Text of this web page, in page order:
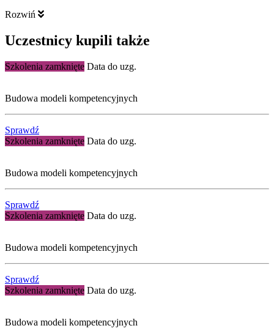
Rozwiń
Uczestnicy kupili także
Szkolenia zamknięte Data do uzg.
Budowa modeli kompetencyjnych
Sprawdź
Szkolenia zamknięte Data do uzg.
Budowa modeli kompetencyjnych
Sprawdź
Szkolenia zamknięte Data do uzg.
Budowa modeli kompetencyjnych
Sprawdź
Szkolenia zamknięte Data do uzg.
Budowa modeli kompetencyjnych